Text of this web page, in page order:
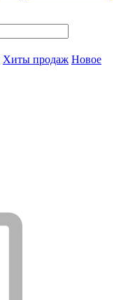
Хиты продаж Новое